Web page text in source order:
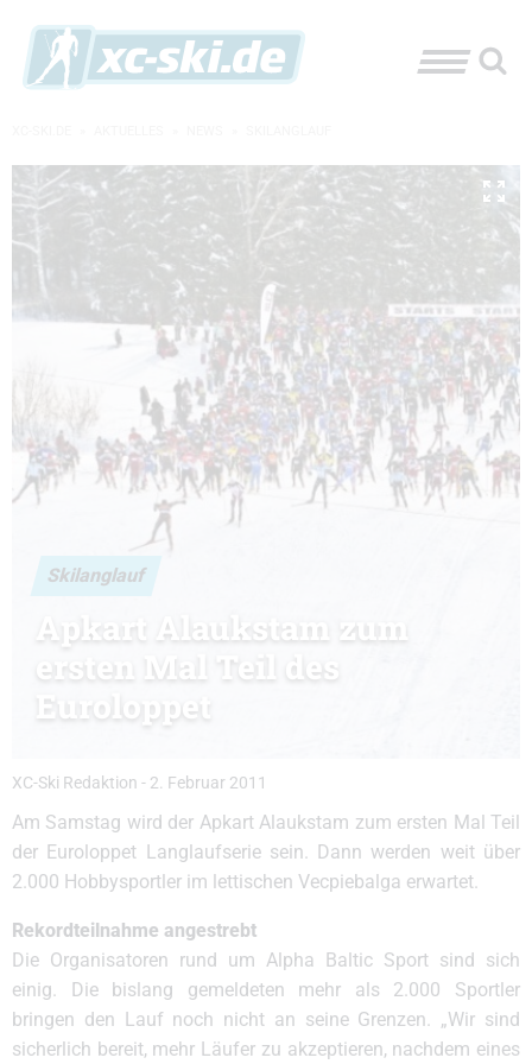
Skilanglauf
Apkart Alaukstam zum
ersten Mal Teil des
Euroloppet
XC-Ski Redaktion - 2. Februar 2011
Am Samstag wird der Apkart Alaukstam zum ersten Mal Teil
der Euroloppet Langlaufserie sein. Dann werden weit über
2.000 Hobbysportler im lettischen Vecpiebalga erwartet.
Rekordteilnahme angestrebt
Die Organisatoren rund um Alpha Baltic Sport sind sich
einig. Die bislang gemeldeten mehr als 2.000 Sportler
bringen den Lauf noch nicht an seine Grenzen. „Wir sind
sicherlich bereit, mehr Läufer zu akzeptieren, nachdem eines